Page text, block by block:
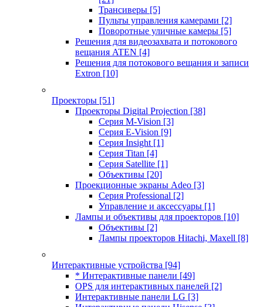
Трансиверы [5]
Пульты управления камерами [2]
Поворотные уличные камеры [5]
Решения для видеозахвата и потокового
вещания ATEN [4]
Решения для потокового вещания и записи
Extron [10]
Проекторы [51]
Проекторы Digital Projection [38]
Серия M-Vision [3]
Серия E-Vision [9]
Серия Insight [1]
Серия Titan [4]
Серия Satellite [1]
Объективы [20]
Проекционные экраны Adeo [3]
Серия Professional [2]
Управление и аксессуары [1]
Лампы и объективы для проекторов [10]
Объективы [2]
Лампы проекторов Hitachi, Maxell [8]
Интерактивные устройства [94]
* Интерактивные панели [49]
OPS для интерактивных панелей [2]
Интерактивные панели LG [3]